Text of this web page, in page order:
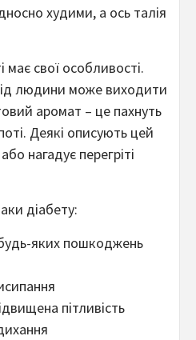
худими, а ось талія
має свої особливості.
людини може виходити
аромат – це пахнуть
Деякі описують цей
нагадує перегріті
діабету:
яких пошкоджень
пітливість